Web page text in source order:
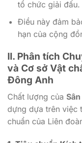
tổ chức giải đấu.
Điều này đảm
hạn của cộng
II. Phân tích
và Cơ sở Vật
Đông Anh
Chất lượng của
dựng dựa trên việc
chuẩn của Liên